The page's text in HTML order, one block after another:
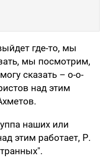
где-то, мы
мы посмотрим,
сказать – о-о-
над этим
наших или
этим работает, Р.